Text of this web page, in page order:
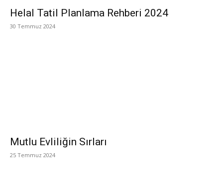
Helal Tatil Planlama Rehberi 2024
30 Temmuz 2024
Mutlu Evliliğin Sırları
25 Temmuz 2024